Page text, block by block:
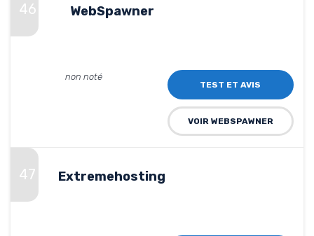
46 WebSpawner
non noté
TEST ET AVIS
VOIR WEBSPAWNER
47 Extremehosting